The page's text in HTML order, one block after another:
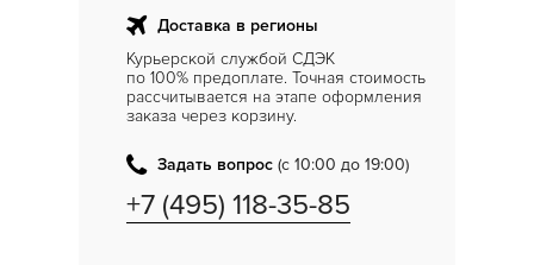
Доставка в регионы
Курьерской службой СДЭК
по 100% предоплате. Точная стоимость
рассчитывается на этапе оформления
заказа через корзину.
Задать вопрос (с 10:00 до 19:00)
+7 (495) 118-35-85